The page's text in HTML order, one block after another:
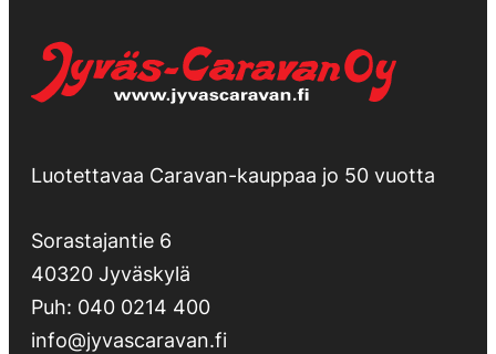
Luotettavaa Caravan-kauppaa jo 50 vuotta
Sorastajantie 6
40320 Jyväskylä
Puh: 040 0214 400
info@jyvascaravan.fi